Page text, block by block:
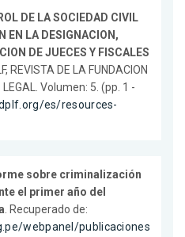
DE LA SOCIEDAD CIVIL
EN LA DESIGNACION,
DE JUECES Y FISCALES
REVISTA DE LA FUNDACION
LEGAL. Volumen: 5. (pp. 1 -
es/resources-
sobre criminalización
el primer año del
. Recuperado de:
webpanel/publicaciones